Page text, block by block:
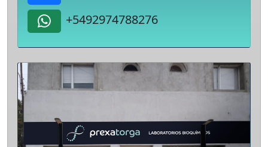
+5492974788276